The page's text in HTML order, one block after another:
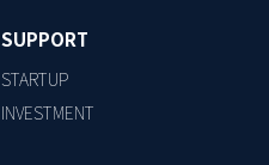
SUPPORT
STARTUP
INVESTMENT